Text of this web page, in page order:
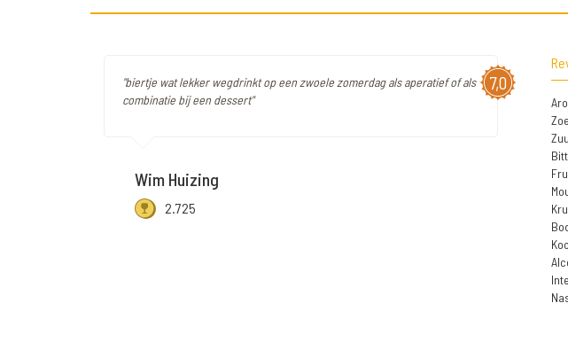
7,0
"biertje wat lekker wegdrinkt op een zwoele zomerdag als aperatief of als
combinatie bij een dessert"
Wim Huizing
2.725